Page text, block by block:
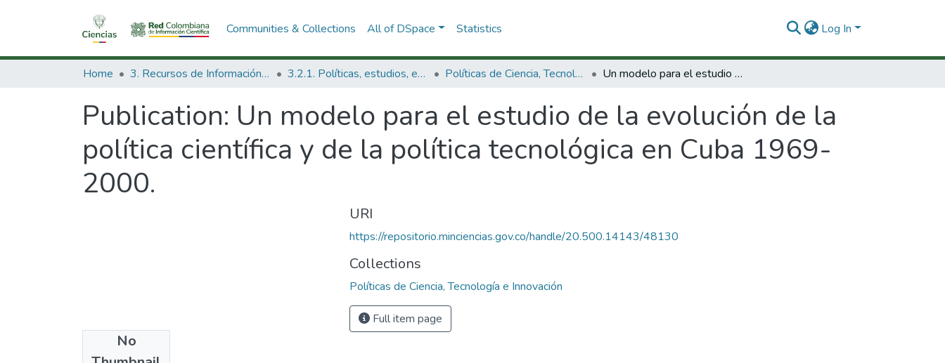
Communities & Collections All of DSpace Statistics Log In
Home 3. Recursos de Información Científica y Tecnológica 3.2.1. Políticas, estudios, evaluaciones e indicadores de CTeI Políticas de Ciencia, Tecnología e Innovación Un modelo para el estudio de la evolución de la política científica y de la política tecnológica en Cuba 1969- 2000.
Publication: Un modelo para el estudio de la evolución de la
política científica y de la política tecnológica en Cuba 1969-
2000.
No
URI
https://repositorio.minciencias.gov.co/handle/20.500.14143/48130
Collections
Políticas de Ciencia, Tecnología e Innovación
Full item page